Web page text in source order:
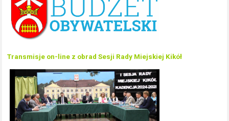
Transmisje on-line z obrad Sesji Rady Miejskiej Kikół